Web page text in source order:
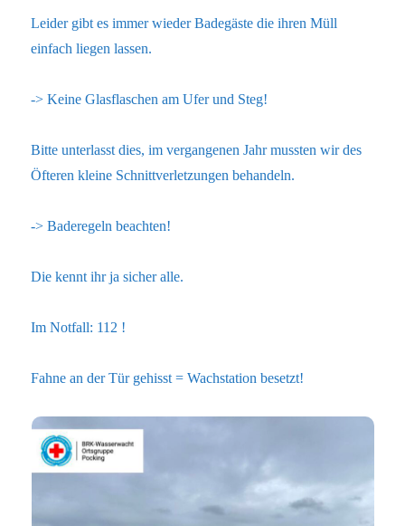
Leider gibt es immer wieder Badegäste die ihren Müll
einfach liegen lassen.
-> Keine Glasflaschen am Ufer und Steg!
Bitte unterlasst dies, im vergangenen Jahr mussten wir des
Öfteren kleine Schnittverletzungen behandeln.
-> Baderegeln beachten!
Die kennt ihr ja sicher alle.
Im Notfall: 112 !
Fahne an der Tür gehisst = Wachstation besetzt!